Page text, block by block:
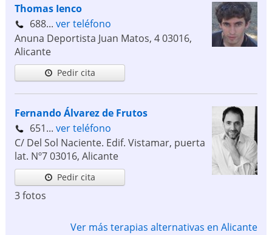
Thomas Ienco
688... ver teléfono
Anuna Deportista Juan Matos, 403016,
Alicante
Pedir cita
Fernando Álvarez de Frutos
651... ver teléfono
C/ Del Sol Naciente. Edif. Vistamar, puerta
lat. Nº703016, Alicante
Pedir cita
3 fotos
Ver más terapias alternativas en Alicante